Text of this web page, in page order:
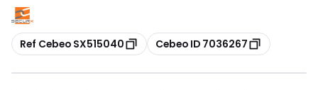
Kopiëren
Ref Cebeo SX515040 Kopiëren
Cebeo ID 7036267